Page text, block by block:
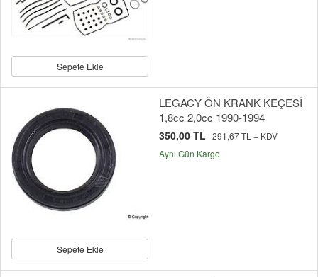
Sepete Ekle
Sepete Ekle
LEGACY ÖN KRANK KEÇESİ
1,8cc 2,0cc 1990-1994
350,00 TL 291,67 TL + KDV
Aynı Gün Kargo